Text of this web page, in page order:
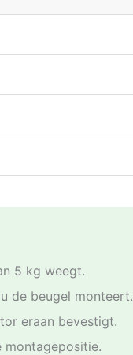
5 kg weegt.
de beugel monteert.
eraan bevestigt.